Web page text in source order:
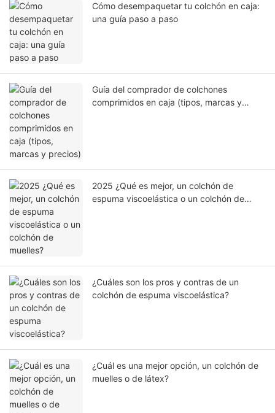
Cómo desempaquetar tu colchón en caja:
una guía paso a paso
Guía del comprador de colchones
comprimidos en caja (tipos, marcas y
2025 ¿Qué es mejor, un colchón de
espuma viscoelástica o un colchón de
¿Cuáles son los pros y contras de un
colchón de espuma viscoelástica?
¿Cuál es una mejor opción, un colchón de
muelles o de látex?